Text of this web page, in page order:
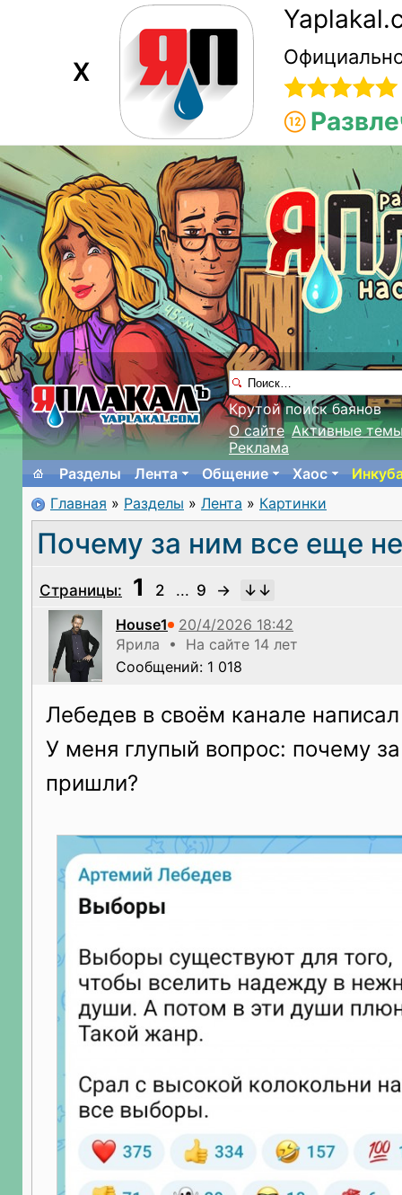
X
Крутой поиск баянов
О сайте Активные
Реклама
Разделы
Лента Общение Хаос
Главная » Разделы » Лента » Картинки
Почему за ним все еще
Страницы: 1 2 ... 9
→
House1
Ярила • На сайте 14 лет
Сообщений: 1 018
Лебедев в своём канале написал
У меня глупый вопрос: почему
пришли?